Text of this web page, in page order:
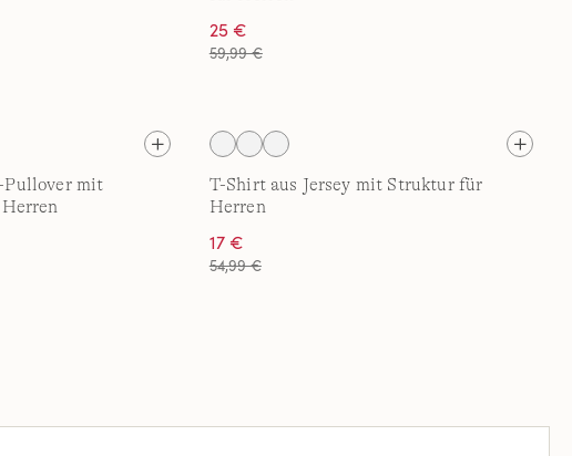
25 €
59,99 €
Pullover mit
T-Shirt aus Jersey mit Struktur für
Herren
17 €
54,99 €